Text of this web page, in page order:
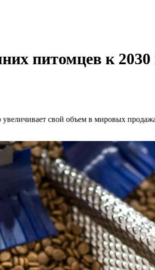
питомцев к 2030
свой объем в мировых